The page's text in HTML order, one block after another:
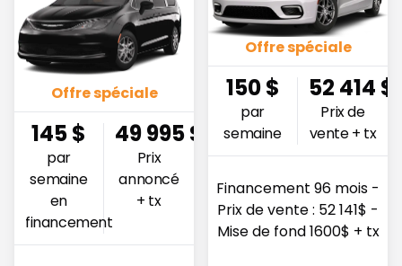
Offre spéciale
145$
par
semaine
en
financement
49 995$
Prix
annoncé
+ tx
Offre spéciale
150$
par
semaine
52 414 $
Prix de
vente + tx
Financement 96 mois -
Prix de vente : 52 141$ -
Mise de fond 1600$ + tx